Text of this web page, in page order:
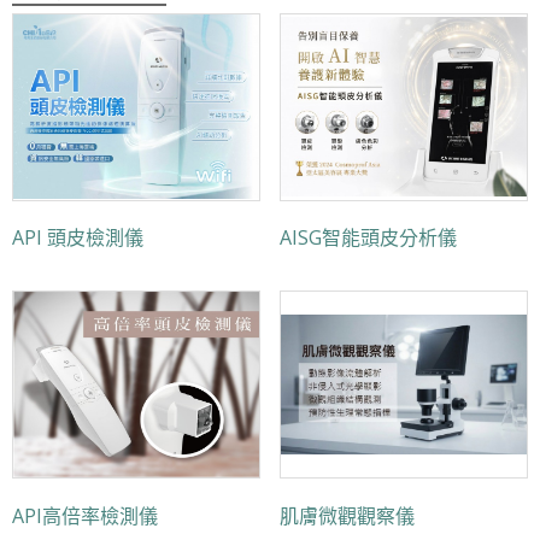
API 頭皮檢測儀 AISG智能頭皮分析儀
API高倍率檢測儀 肌膚微觀觀察儀